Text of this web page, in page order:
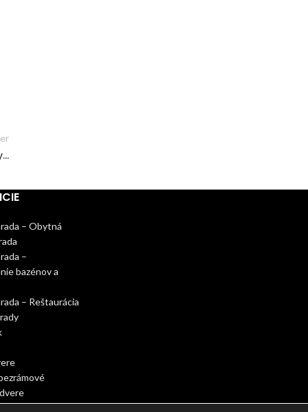
– Obytná
–
bazénov a
– Reštaurácia